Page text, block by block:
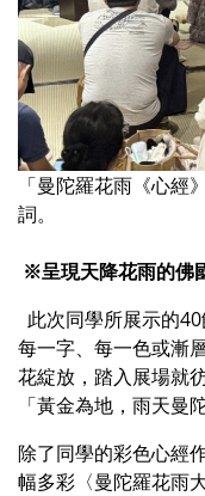
「曼陀羅花雨《心經
詞。
※呈現天降花雨的佛
此次同學所展示的
每一字、每一色或漸
花綻放，踏入展場就
「黃金為地，雨天曼
除了同學的彩色心經
幅多彩〈曼陀羅花雨